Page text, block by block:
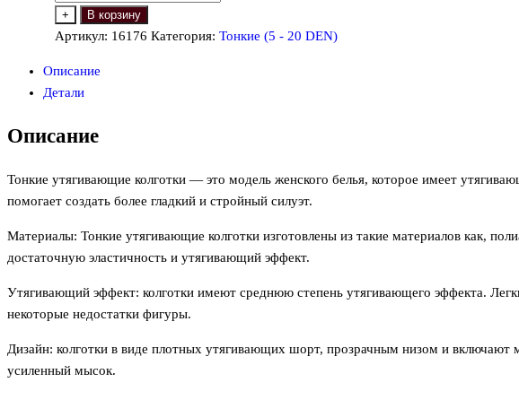
товара
Manzi
DEN:
5
утяжки)
+ В корзину
Артикул: 16176 Категория:Тонкие (5 - 20 DEN)
Описание
Детали
Описание
Тонкие утягивающие колготки — это модель женского белья, которое имеет
помогает создать более гладкий и стройный силуэт.
Материалы: Тонкие утягивающие колготки изготовлены из такие материалов как,
достаточную эластичность и утягивающий эффект.
Утягивающий эффект: колготки имеют среднюю степень утягивающего эффекта.
некоторые недостатки фигуры.
Дизайн: колготки в виде плотных утягивающих шорт, прозрачным низом и
усиленный мысок.